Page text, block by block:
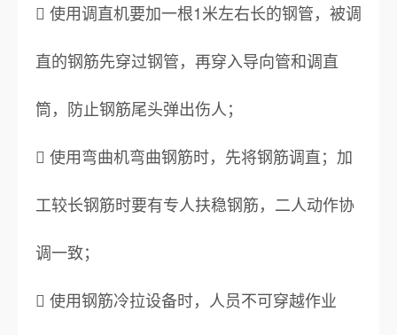
 使用调直机要加一根1米左右长的钢管，被调
直的钢筋先穿过钢管，再穿入导向管和调直
筒，防止钢筋尾头弹出伤人；
 使用弯曲机弯曲钢筋时，先将钢筋调直；加
工较长钢筋时要有专人扶稳钢筋，二人动作协
调一致；
 使用钢筋冷拉设备时，人员不可穿越作业